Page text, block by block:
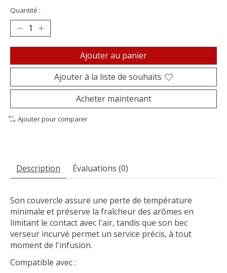
Quantité :
Ajouter au panier
Ajouter à la liste de souhaits
Acheter maintenant
Ajouter pour comparer
Description Évaluations (0)
Son couvercle assure une perte de température
minimale et préserve la fraîcheur des arômes en
limitant le contact avec l'air, tandis que son bec
verseur incurvé permet un service précis, à tout
moment de l'infusion.
Compatible avec :